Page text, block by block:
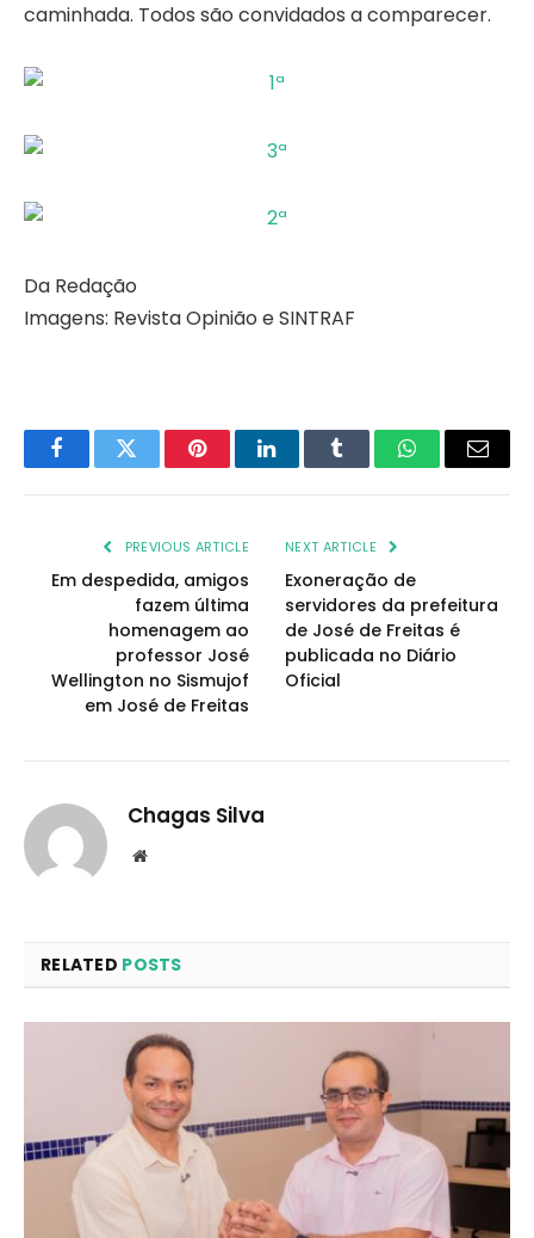
caminhada. Todos são convidados a comparecer.
Da Redação
Imagens: Revista Opinião e SINTRAF
FacebookTwitter PinterestLinkedInTumblr WhatsAppEmail
PREVIOUS ARTICLE
Em despedida, amigos
fazem última
homenagem ao
professor José
Wellington no Sismujof
em José de Freitas
NEXT ARTICLE
Exoneração de
servidores da prefeitura
de José de Freitas é
publicada no Diário
Oficial
Chagas Silva
Website
RELATED POSTS